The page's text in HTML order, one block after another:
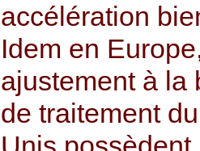
accélération
Idem en
ajustement à la
de traitement